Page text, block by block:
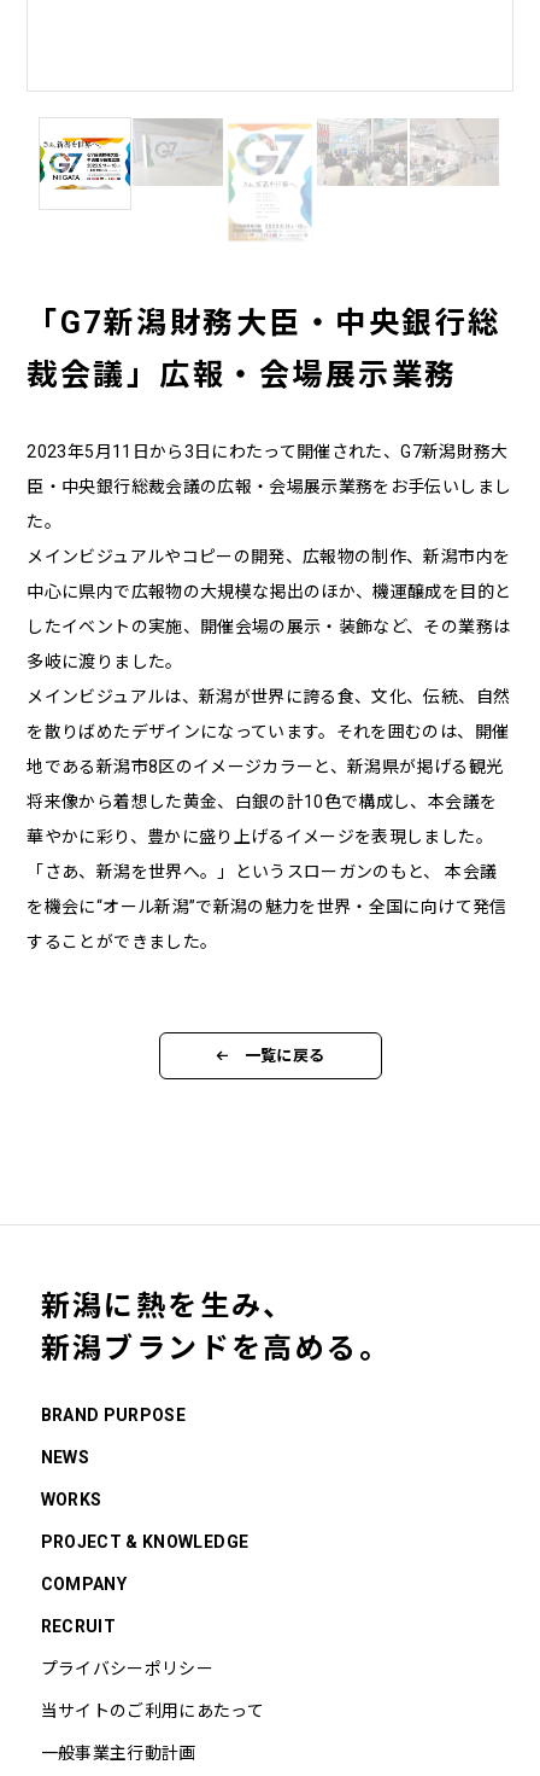
「G7新潟財務大臣・中央銀行総
裁会議」広報・会場展示業務
2023年5月11日から3日にわたって開催された、G7新潟財務大
臣・中央銀行総裁会議の広報・会場展示業務をお手伝いしまし
た。
メインビジュアルやコピーの開発、広報物の制作、新潟市内を
中心に県内で広報物の大規模な掲出のほか、機運醸成を目的と
したイベントの実施、開催会場の展示・装飾など、その業務は
多岐に渡りました。
メインビジュアルは、新潟が世界に誇る食、文化、伝統、自然
を散りばめたデザインになっています。それを囲むのは、開催
地である新潟市8区のイメージカラーと、新潟県が掲げる観光
将来像から着想した黄金、白銀の計10色で構成し、本会議を
華やかに彩り、豊かに盛り上げるイメージを表現しました。
「さあ、新潟を世界へ。」というスローガンのもと、 本会議
を機会に“オール新潟”で新潟の魅力を世界・全国に向けて発信
することができました。
一覧に戻る
新潟に熱を生み、
新潟ブランドを高める。
BRAND PURPOSE
NEWS
WORKS
PROJECT & KNOWLEDGE
COMPANY
RECRUIT
プライバシーポリシー
当サイトのご利用にあたって
一般事業主行動計画